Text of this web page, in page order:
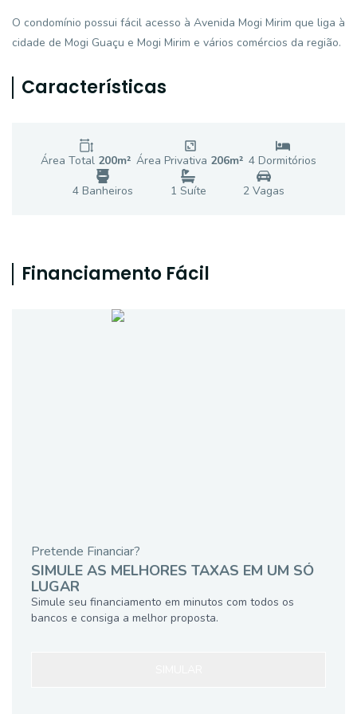
O condomínio possui fácil acesso à Avenida Mogi Mirim que liga à
cidade de Mogi Guaçu e Mogi Mirim e vários comércios da região.
Características
Área Total 200m² Área Privativa 206m² 4 Dormitórios
4 Banheiros 1 Suíte 2Vagas
Financiamento Fácil
Pretende Financiar?
SIMULE AS MELHORES TAXAS EM UM SÓ
LUGAR
Simule seu financiamento em minutos com todos os
bancos e consiga a melhor proposta.